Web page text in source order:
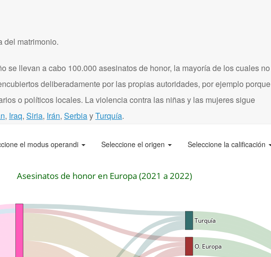
del matrimonio.
se llevan a cabo 100.000 asesinatos de honor, la mayoría de los cuales no
deliberadamente por las propias autoridades, por ejemplo porque
o políticos locales. La violencia contra las niñas y las mujeres sigue
, Iraq, Siria, Irán, SerbiayTurquía.